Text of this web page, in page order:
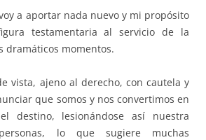
a aportar nada nuevo y mi propósito
testamentaria al servicio de la
dramáticos momentos.
vista, ajeno al derecho, con cautela y
que somos y nos convertimos en
destino, lesionándose así nuestra
lo que sugiere muchas